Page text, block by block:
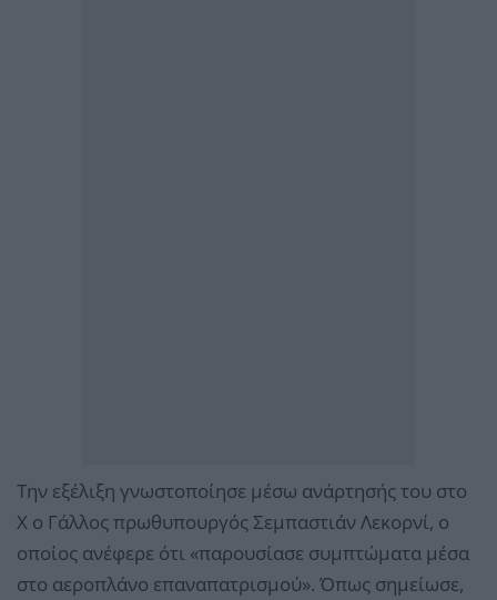
Την εξέλιξη γνωστοποίησε μέσω ανάρτησής του στο
X ο Γάλλος πρωθυπουργός Σεμπαστιάν Λεκορνί, ο
οποίος ανέφερε ότι «παρουσίασε συμπτώματα μέσα
στο αεροπλάνο επαναπατρισμού». Όπως σημείωσε,